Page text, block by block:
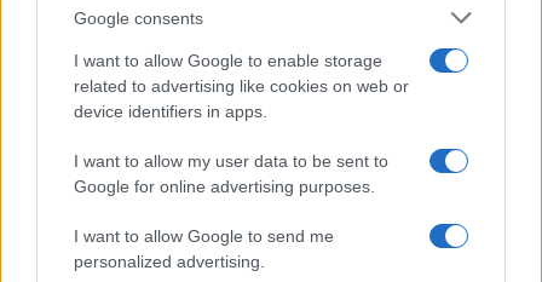
Google consents
I want to allow Google to enable storage
related to advertising like cookies on web or
device identifiers in apps.
I want to allow my user data to be sent to
Google for online advertising purposes.
I want to allow Google to send me
personalized advertising.
Πολιτική Απορρήτου&Όροι Χρήσηςτης Google.
Κόσμος
Share:
Ακολουθήστε το Νewsit.gr στοGoogle News
ενημερωθείτε πρώτοι για όλη την ειδησεογραφία και τα